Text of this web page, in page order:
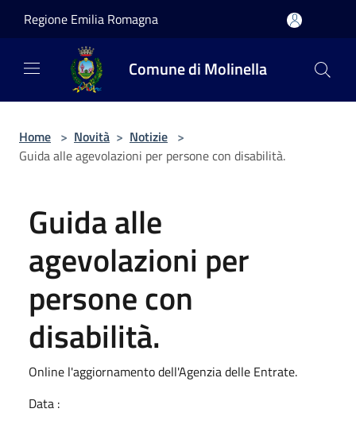
Regione Emilia Romagna
Comune di Molinella
Home > Novità > Notizie >
Guida alle agevolazioni per persone con disabilità.
Guida alle
agevolazioni per
persone con
disabilità.
Online l'aggiornamento dell'Agenzia delle Entrate.
Data :